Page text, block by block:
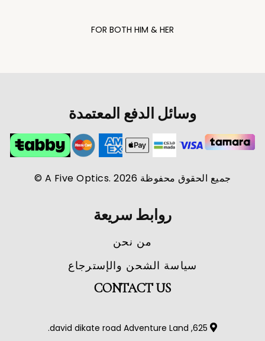
FOR BOTH HIM & HER
وسائل الدفع المعتمدة
جميع الحقوق محفوظة A Five Optics. 2026 ©
روابط سريعة
من نحن
سياسة الشحن والإسترجاع
CONTACT US
625, david dikate road Adventure Land.